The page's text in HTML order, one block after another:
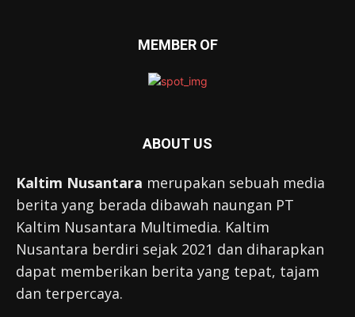
MEMBER OF
ABOUT US
Kaltim Nusantara merupakan sebuah media
berita yang berada dibawah naungan PT
Kaltim Nusantara Multimedia. Kaltim
Nusantara berdiri sejak 2021 dan diharapkan
dapat memberikan berita yang tepat, tajam
dan terpercaya.